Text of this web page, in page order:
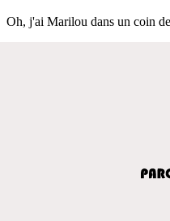
Oh, j'ai Marilou dans un coin